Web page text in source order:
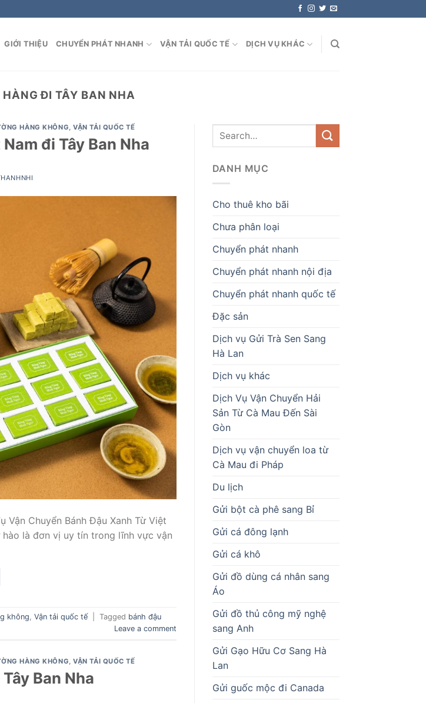
GIỚI THIỆU CHUYỂN PHÁT NHANH VẬN TẢI QUỐC TẾ DỊCH VỤ KHÁC
ĐI TÂY BAN NHA
HÀNG KHÔNG,VẬN TẢI QUỐC TẾ
đi Tây Ban Nha
Vận Chuyển Bánh Đậu Xanh Từ Việt
là đơn vị uy tín trong lĩnh vực vận
không, Vận tải quốc tế Tagged bánh đậu
Leave a comment
HÀNG KHÔNG,VẬN TẢI QUỐC TẾ
Ban Nha
DANH MỤC
Cho thuê kho bãi
Chưa phân loại
Chuyển phát nhanh
Chuyển phát nhanh nội địa
Chuyển phát nhanh quốc tế
Đặc sản
Dịch vụ Gửi Trà Sen Sang
Hà Lan
Dịch vụ khác
Dịch Vụ Vận Chuyển Hải
Sản Từ Cà Mau Đến Sài
Gòn
Dịch vụ vận chuyển loa từ
Cà Mau đi Pháp
Du lịch
Gửi bột cà phê sang Bỉ
Gửi cá đông lạnh
Gửi cá khô
Gửi đồ dùng cá nhân sang
Áo
Gửi đồ thủ công mỹ nghệ
sang Anh
Gửi Gạo Hữu Cơ Sang Hà
Lan
Gửi guốc mộc đi Canada